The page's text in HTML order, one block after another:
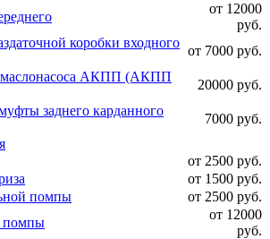
от 12000
руб.
коробки входного
от 7000 руб.
маслонасоса АКПП (АКПП
20000 руб.
заднего карданного
7000 руб.
от 2500 руб.
от 1500 руб.
помпы
от 2500 руб.
помпы
от 12000
руб.